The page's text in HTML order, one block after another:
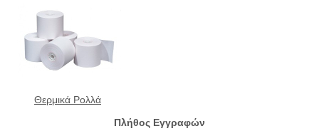
Θερμικά Ρολλά
Πλήθος Εγγραφών